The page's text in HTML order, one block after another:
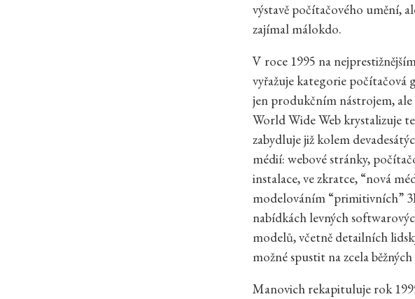
výstavě počítačového umění,
zajímal málokdo.
V roce 1995 na
vyřažuje kategorie počítačová
jen produkčním nástrojem,
World Wide Web krystalizuje
zabydluje již kolem
médií: webové stránky,
instalace, ve zkratce, “nová
modelováním “primitivních”
nabídkách levných
modelů, včetně detailních
možné spustit na zcela
Manovich rekapituluje rok